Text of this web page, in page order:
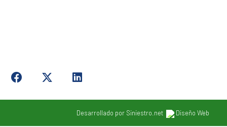
Desarrollado por Siniestro.net Diseño Web